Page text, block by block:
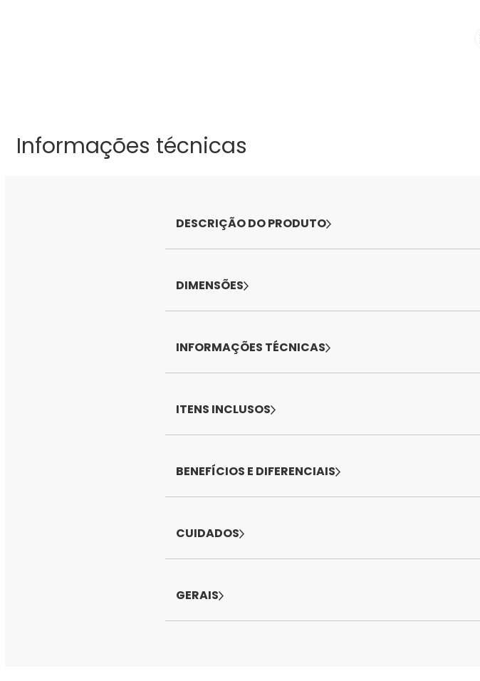
Informações técnicas
DESCRIÇÃO DO PRODUTO
DIMENSÕES
INFORMAÇÕES TÉCNICAS
ITENS INCLUSOS
BENEFÍCIOS E DIFERENCIAIS
CUIDADOS
GERAIS